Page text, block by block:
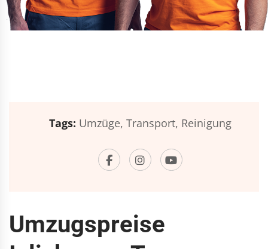
Tags: Umzüge, Transport, Reinigung
Umzugspreise